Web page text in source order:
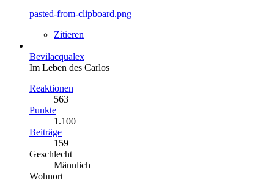
pasted-from-clipboard.png
Zitieren
Bevilacqualex
Im Leben des Carlos
Reaktionen
563
Punkte
1.100
Beiträge
159
Geschlecht
Männlich
Wohnort